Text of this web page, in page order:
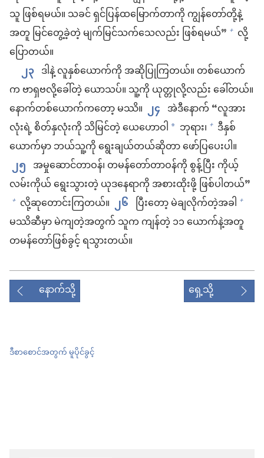
သူ ဖြစ်ရမယ်။ သခင် ရှင်ပြန်ထမြောက်တာကို ကျွန်တော်တို့နဲ့
အတူ မြင်တွေ့ခဲ့တဲ့ မျက်မြင်သက်သေလည်း ဖြစ်ရမယ်” + လို့
ပြောတယ်။
၂၃ ဒါနဲ့ လူနှစ်ယောက်ကို အဆိုပြုကြတယ်။ တစ်ယောက်
က ဗာရှဗလို့ခေါ်တဲ့ ယောသပ်။ သူ့ကို ယုတ္တုလို့လည်း ခေါ်တယ်။
နောက်တစ်ယောက်ကတော့ မဿိ။ ၂၄ အဲဒီနောက် “လူအား
လုံးရဲ့ စိတ်နှလုံးကို သိမြင်တဲ့ ယေဟောဝါ * ဘုရား၊ + ဒီနှစ်
ယောက်မှာ ဘယ်သူ့ကို ရွေးချယ်တယ်ဆိုတာ ဖော်ပြပေးပါ။
၂၅ အမှုဆောင်တာဝန်၊ တမန်တော်တာဝန်ကို စွန့်ပြီး ကိုယ့်
လမ်းကိုယ် ရွေးသွားတဲ့ ယုဒနေရာကို အစားထိုးဖို့ ဖြစ်ပါတယ်”
+ လို့ဆုတောင်းကြတယ်။ ၂၆ ပြီးတော့ မဲချလိုက်တဲ့အခါ +
မဿိဆီမှာ မဲကျတဲ့အတွက် သူက ကျန်တဲ့ ၁၁ ယောက်နဲ့အတူ
တမန်တော်ဖြစ်ခွင့် ရသွားတယ်။
နောက်သို့ ရှေ့သို့
ဒီစာစောင်အတွက် မူပိုင်ခွင့်